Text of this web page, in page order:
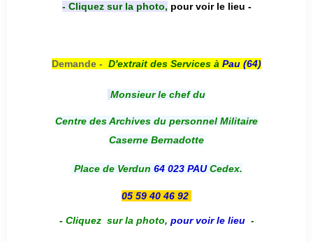
- Cliquez sur la photo, pour voir le lieu -
Demande - D'extrait des Services à Pau (64)
Monsieur le chef du
Centre des Archives du personnel Militaire
Caserne Bernadotte
Place de Verdun 64 023 PAUCedex.
05 59 40 46 92
- Cliquez sur la photo, pour voir le lieu -